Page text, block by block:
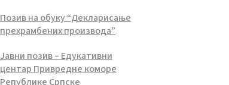
Позив на обуку “Декларисање
прехрамбених производа”
Јавни позив – Едукативни
центар Привредне коморе
Републике Српске